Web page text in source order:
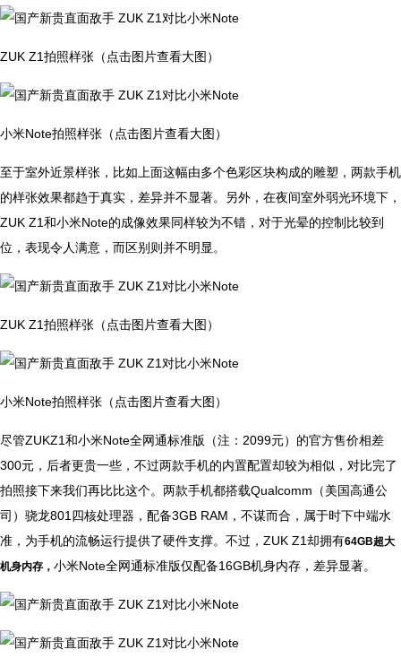
ZUK Z1拍照样张（点击图片查看大图）
小米Note拍照样张（点击图片查看大图）
至于室外近景样张，比如上面这幅由多个色彩区块构成的雕塑，两款手机
的样张效果都趋于真实，差异并不显著。另外，在夜间室外弱光环境下，
ZUK Z1和小米Note的成像效果同样较为不错，对于光晕的控制比较到
位，表现令人满意，而区别则并不明显。
ZUK Z1拍照样张（点击图片查看大图）
小米Note拍照样张（点击图片查看大图）
尽管ZUKZ1和小米Note全网通标准版（注：2099元）的官方售价相差
300元，后者更贵一些，不过两款手机的内置配置却较为相似，对比完了
拍照接下来我们再比比这个。两款手机都搭载Qualcomm（美国高通公
司）骁龙801四核处理器，配备3GB RAM，不谋而合，属于时下中端水
准，为手机的流畅运行提供了硬件支撑。不过，ZUK Z1却拥有64GB超大
机身内存， 小米Note全网通标准版仅配备16GB机身内存，差异显著。